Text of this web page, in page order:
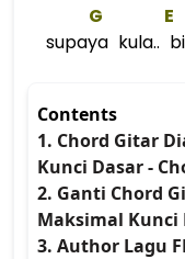
G
E
supaya kula..
Contents
1. Chord Gitar
Kunci Dasar -
2. Ganti Chord
Maksimal Kunci
3. Author Lagu